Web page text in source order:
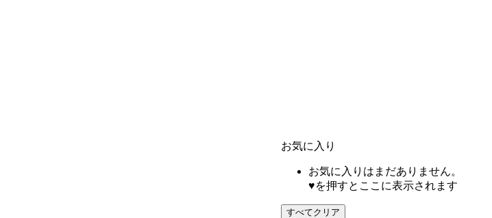
お気に入り
お気に入りはまだありません。
♥を押すとここに表示されます
すべてクリア